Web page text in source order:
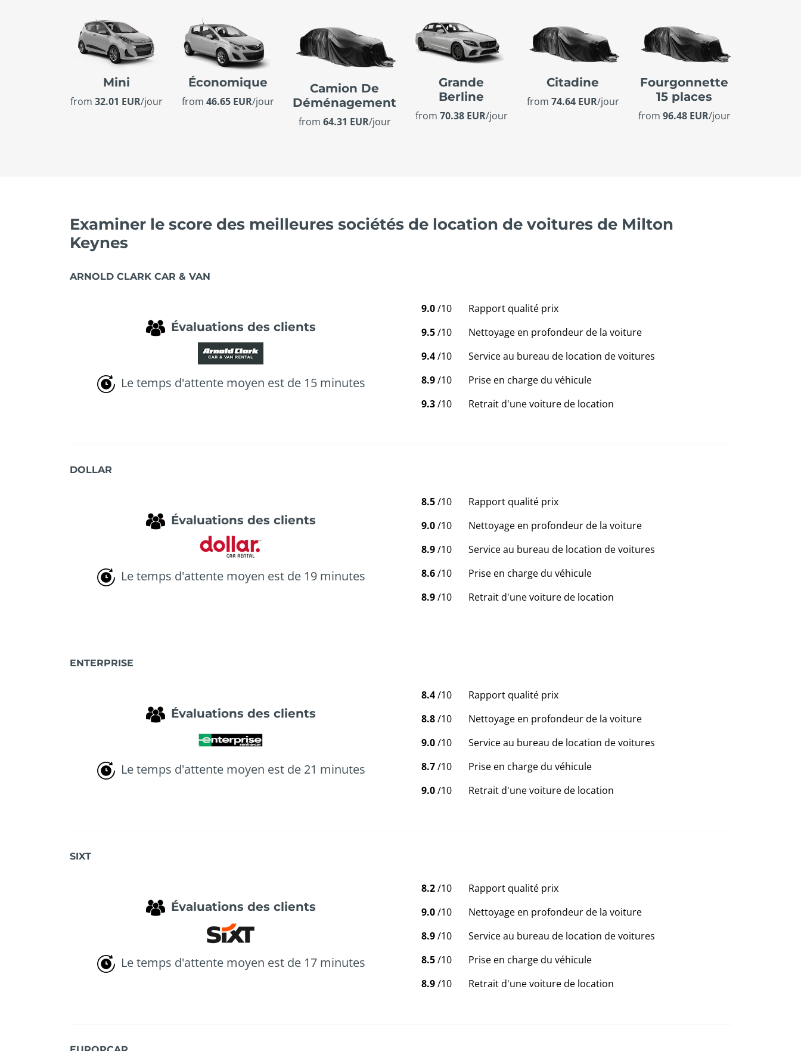
Mini
from32.01 EUR/jour
Économique
from46.65 EUR/jour
Camion De
Déménagement
from 64.31 EUR/jour
Grande
Berline
from 70.38 EUR/jour
Citadine
from 74.64 EUR/jour
Fourgonnette
15 places
from 96.48 EUR/jour
Examiner le score des meilleures sociétés de location de voitures de Milton
Keynes
ARNOLD CLARK CAR & VAN
Évaluations des clients
Le temps d'attente moyen est de 15 minutes
9.0/10
Rapport qualité prix
9.5/10
Nettoyage en profondeur de la voiture
9.4/10
Service au bureau de location de voitures
8.9/10
Prise en charge du véhicule
9.3/10 Retrait d'une voiture de location
DOLLAR
Évaluations des clients
Le temps d'attente moyen est de 19 minutes
8.5/10
Rapport qualité prix
9.0/10
Nettoyage en profondeur de la voiture
8.9/10
Service au bureau de location de voitures
8.6/10
Prise en charge du véhicule
8.9/10 Retrait d'une voiture de location
ENTERPRISE
Évaluations des clients
Le temps d'attente moyen est de 21 minutes
8.4/10
Rapport qualité prix
8.8/10
Nettoyage en profondeur de la voiture
9.0/10
Service au bureau de location de voitures
8.7/10
Prise en charge du véhicule
9.0/10 Retrait d'une voiture de location
SIXT
Évaluations des clients
Le temps d'attente moyen est de 17 minutes
8.2/10
Rapport qualité prix
9.0/10
Nettoyage en profondeur de la voiture
8.9/10
Service au bureau de location de voitures
8.5/10
Prise en charge du véhicule
8.9/10 Retrait d'une voiture de location